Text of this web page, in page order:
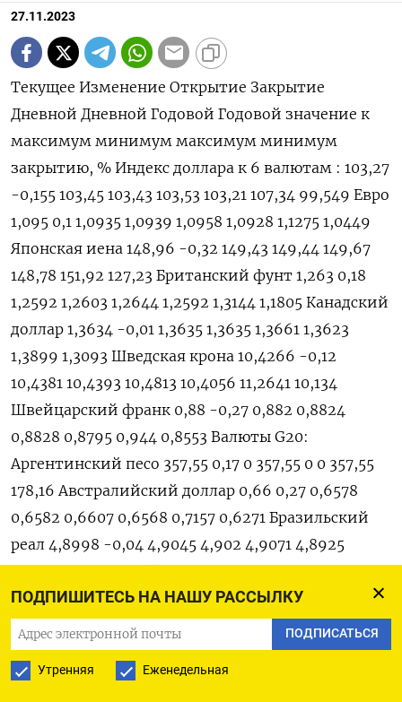
ПОДПИШИТЕСЬ НА НАШУ РАССЫЛКУ
ПОДПИСАТЬСЯ
Утренняя Еженедельная
27.11.2023
Текущее Изменение Открытие Закрытие
Дневной Дневной Годовой Годовой значение к
максимум минимум максимум минимум
закрытию, % Индекс доллара к 6 валютам : 103,27
-0,155 103,45 103,43 103,53 103,21 107,34 99,549 Евро
1,095 0,1 1,0935 1,0939 1,0958 1,0928 1,1275 1,0449
Японская иена 148,96 -0,32 149,43 149,44 149,67
148,78 151,92 127,23 Британский фунт 1,263 0,18
1,2592 1,2603 1,2644 1,2592 1,3144 1,1805 Канадский
доллар 1,3634 -0,01 1,3635 1,3635 1,3661 1,3623
1,3899 1,3093 Шведская крона 10,4266 -0,12
10,4381 10,4393 10,4813 10,4056 11,2641 10,134
Швейцарский франк 0,88 -0,27 0,882 0,8824
0,8828 0,8795 0,944 0,8553 Валюты G20:
Аргентинский песо 357,55 0,17 0 357,55 0 0 357,55
178,16 Австралийский доллар 0,66 0,27 0,6578
0,6582 0,6607 0,6568 0,7157 0,6271 Бразильский
реал 4,8998 -0,04 4,9045 4,902 4,9071 4,8925
83,34 83,408 83,332 83,488 80,89 Индонезийская
рупия 15 490 -0,45 15 530 15 560 15 555 15 480 15 965
14 570 Китайский юань 7,1523 0,05 7,1422 7,1488
7,1568 7,1423 7,3498 6,6915 Мексиканский песо